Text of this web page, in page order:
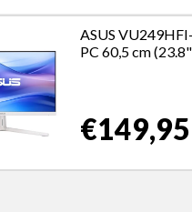
ASUS
PC 60,5 cm
€149,95